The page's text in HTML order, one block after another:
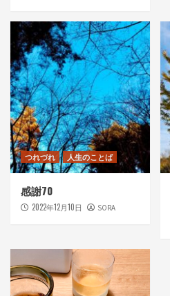
つれづれ 人生のことば
感謝70
2022年12月10日 SORA